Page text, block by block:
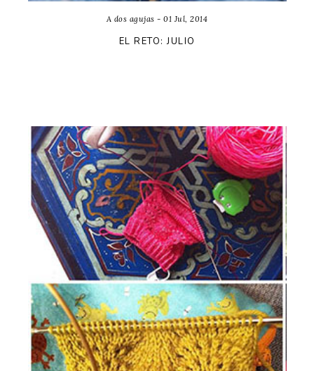
A dos agujas - 01 Jul, 2014
EL RETO: JULIO